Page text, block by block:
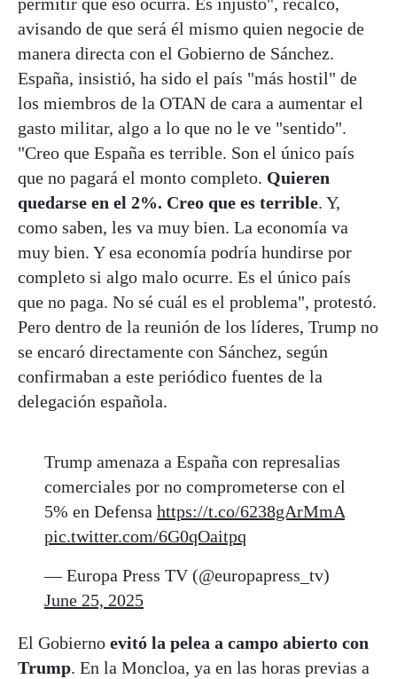
avisando de que será él mismo quien negocie de
manera directa con el Gobierno de Sánchez.
España, insistió, ha sido el país "más hostil" de
los miembros de la OTAN de cara a aumentar el
gasto militar, algo a lo que no le ve "sentido".
"Creo que España es terrible. Son el único país
que no pagará el monto completo. Quieren
quedarse en el 2%. Creo que es terrible. Y,
como saben, les va muy bien. La economía va
muy bien. Y esa economía podría hundirse por
completo si algo malo ocurre. Es el único país
que no paga. No sé cuál es el problema", protestó.
Pero dentro de la reunión de los líderes, Trump no
se encaró directamente con Sánchez, según
confirmaban a este periódico fuentes de la
delegación española.
Trump amenaza a España con represalias
comerciales por no comprometerse con el
5% en Defensa https://t.co/6238gArMmA
pic.twitter.com/6G0qOaitpq
— Europa Press TV (@europapress_tv)
June 25, 2025
El Gobierno evitó la pelea a campo abierto con
Trump. En la Moncloa, ya en las horas previas a